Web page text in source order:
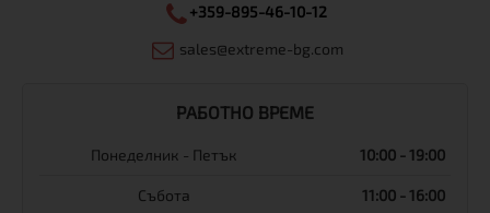
+359-895-46-10-12
sales@extreme-bg.com
РАБОТНО ВРЕМЕ
Понеделник - Петък 10:00 - 19:00
Събота 11:00 - 16:00